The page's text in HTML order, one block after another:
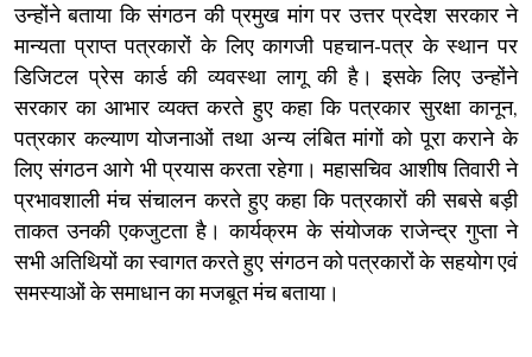
उन्होंने बताया कि संगठन की प्रमुख मांग पर उत्तर प्रदेश सरकार ने
मान्यता प्राप्त पत्रकारों के लिए कागजी पहचान-पत्र के स्थान पर
डिजिटल प्रेस कार्ड की व्यवस्था लागू की है। इसके लिए उन्होंने
सरकार का आभार व्यक्त करते हुए कहा कि पत्रकार सुरक्षा कानून,
पत्रकार कल्याण योजनाओं तथा अन्य लंबित मांगों को पूरा कराने के
लिए संगठन आगे भी प्रयास करता रहेगा। महासचिव आशीष तिवारी ने
प्रभावशाली मंच संचालन करते हुए कहा कि पत्रकारों की सबसे बड़ी
ताकत उनकी एकजुटता है। कार्यक्रम के संयोजक राजेन्द्र गुप्ता ने
सभी अतिथियों का स्वागत करते हुए संगठन को पत्रकारों के सहयोग एवं
समस्याओं के समाधान का मजबूत मंच बताया।